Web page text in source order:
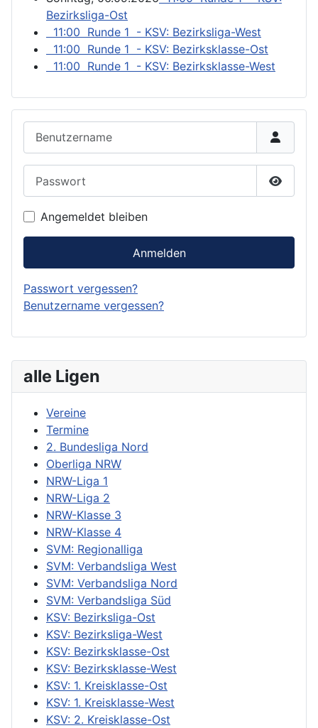
alle Ligen
Vereine
Termine
2. Bundesliga Nord
Oberliga NRW
NRW-Liga 1
NRW-Liga 2
NRW-Klasse 3
NRW-Klasse 4
SVM: Regionalliga
SVM: Verbandsliga West
SVM: Verbandsliga Nord
SVM: Verbandsliga Süd
KSV: Bezirksliga-Ost
KSV: Bezirksliga-West
KSV: Bezirksklasse-Ost
KSV: Bezirksklasse-West
KSV: 1. Kreisklasse-Ost
KSV: 1. Kreisklasse-West
KSV: 2. Kreisklasse-Ost
Bezirksliga-Ost
11:00 Runde 1 - KSV: Bezirksliga-West
11:00 Runde 1 - KSV: Bezirksklasse-Ost
11:00 Runde 1 - KSV: Bezirksklasse-West
Angemeldet bleiben
Anmelden
Passwort vergessen?
Benutzername vergessen?